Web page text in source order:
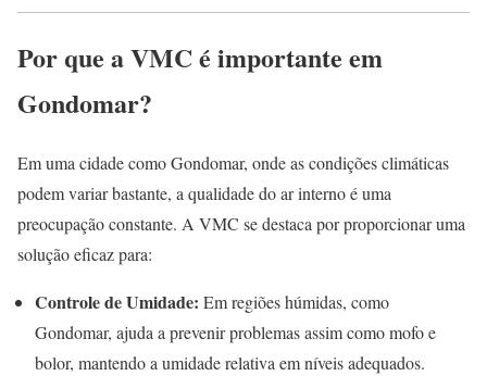
Por que a VMC é importante em
Gondomar?
Em uma cidade como Gondomar, onde as condições climáticas
podem variar bastante, a qualidade do ar interno é uma
preocupação constante. A VMC se destaca por proporcionar uma
solução eficaz para:
Controle de Umidade: Em regiões húmidas, como
Gondomar, ajuda a prevenir problemas assim como mofo e
bolor, mantendo a umidade relativa em níveis adequados.